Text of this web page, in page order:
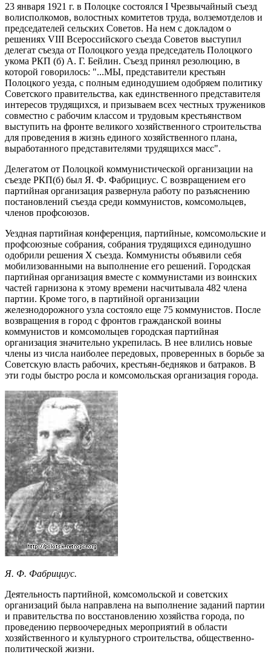
23 января 1921 г. в Полоцке состоялся I Чрезвычайный съезд
волисполкомов, волостных комитетов труда, волземотделов и
председателей сельских Советов. На нем с докладом о
решениях VIII Всероссийского съезда Советов выступил
делегат съезда от Полоцкого уезда председатель Полоцкого
укома РКП (б) А. Г. Бейлин. Съезд принял резолюцию, в
которой говорилось: "...МЫ, представители крестьян
Полоцкого уезда, с полным единодушием одобряем политику
Советского правительства, как единственного представителя
интересов трудящихся, и призываем всех честных тружеников
совместно с рабочим классом и трудовым крестьянством
выступить на фронте великого хозяйственного строительства
для проведения в жизнь единого хозяйственного плана,
выработанного представителями трудящихся масс".
Делегатом от Полоцкой коммунистической организации на
съезде РКП(б) был Я. Ф. Фабрициус. С возвращением его
партийная организация развернула работу по разъяснению
постановлений съезда среди коммунистов, комсомольцев,
членов профсоюзов.
Уездная партийная конференция, партийные, комсомольские и
профсоюзные собрания, собрания трудящихся единодушно
одобрили решения Х съезда. Коммунисты объявили себя
мобилизованными на выполнение его решений. Городская
партийная организация вместе с коммунистами из воинских
частей гарнизона к этому времени насчитывала 482 члена
партии. Кроме того, в партийной организации
железнодорожного узла состояло еще 75 коммунистов. После
возвращения в город с фронтов гражданской воины
коммунистов и комсомольцев городская партийная
организация значительно укрепилась. В нее влились новые
члены из числа наиболее передовых, проверенных в борьбе за
Советскую власть рабочих, крестьян-бедняков и батраков. В
эти годы быстро росла и комсомольская организация города.
Я. Ф. Фабрициус.
Деятельность партийной, комсомольской и советских
организаций была направлена на выполнение заданий партии
и правительства по восстановлению хозяйства города, по
проведению первоочередных мероприятий в области
хозяйственного и культурного строительства, общественно-
политической жизни.